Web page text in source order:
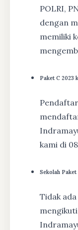
POLRI,
dengan
memiliki
Paket C 2023
kami di
Sekolah
Tidak